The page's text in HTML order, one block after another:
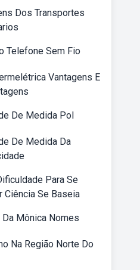
Dos Transportes
Telefone Sem Fio
Vantagens E
De Medida Pol
De Medida Da
Para Se
Ciência Se Baseia
Da Mônica Nomes
Na Região Norte Do